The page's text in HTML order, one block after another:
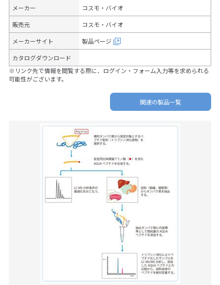
メーカー コスモ・バイオ
販売元 コスモ・バイオ
メーカーサイト 製品ページ
カタログダウンロード
※リンク先で情報を閲覧する際に、ログイン・フォーム入力等を求められる
可能性がございます。
関連の製品一覧